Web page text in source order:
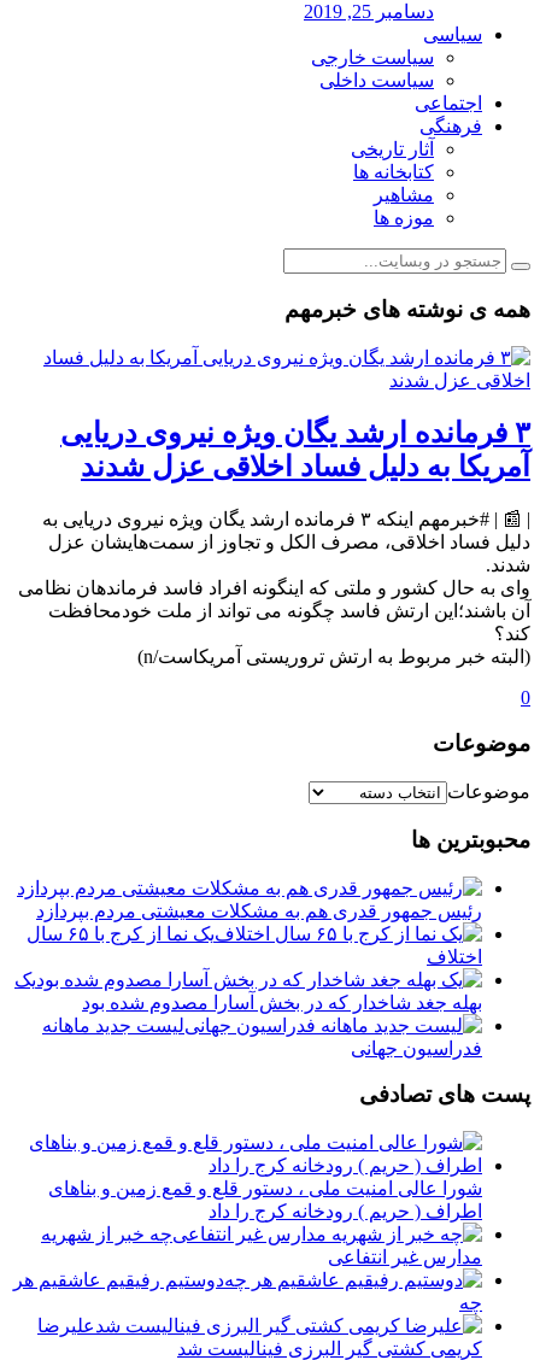
دسامبر 25, 2019
سیاسی
سیاست خارجی
سیاست داخلی
اجتماعی
فرهنگی
آثار تاریخی
کتابخانه ها
مشاهیر
موزه ها
همه ی نوشته های خبرمهم
۳ فرمانده ارشد یگان ویژه نیروی دریایی
آمریکا به دلیل فساد اخلاقی عزل شدند
| 📰 | #خبرمهم اینکه ۳ فرمانده ارشد یگان ویژه نیروی دریایی به
دلیل فساد اخلاقی، مصرف الکل و تجاوز از سمت‌هایشان عزل
شدند.
وای به حال کشور و ملتی که اینگونه افراد فاسد فرماندهان نظامی
آن باشند؛این ارتش فاسد چگونه می تواند از ملت خودمحافظت
کند؟
(البته خبر مربوط به ارتش تروریستی آمریکاست/n)
0
موضوعات
موضوعات
محبوبترین ها
رئیس جمهور قدری هم به مشکلات معیشتی مردم بپردازد
یک نما از کرج با ۶۵ سال
اختلاف
یک
بهله جغد شاخدار که در بخش آسارا مصدوم شده بود
لیست جدید ماهانه
فدراسیون جهانی
پست های تصادفی
شورا عالی امنیت ملی ، دستور قلع و قمع زمین و بناهای
اطراف ( حریم ) رودخانه کرج را داد
چه خبر از شهریه
مدارس غیر انتفاعی
دوستيم رفيقيم عاشقيم هر
چه
علیرضا
کریمی کشتی گیر البرزی فینالیست شد